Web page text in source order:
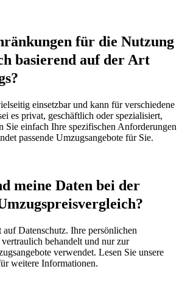
für die Nutzung
basierend auf der Art
einsetzbar und kann für verschiedene
es privat, geschäftlich oder spezialisiert,
Sie einfach Ihre spezifischen Anforderungen
passende Umzugsangebote für Sie.
meine Daten bei der
Datenschutz. Ihre persönlichen
behandelt und nur zur
verwendet. Lesen Sie unsere
weitere Informationen.